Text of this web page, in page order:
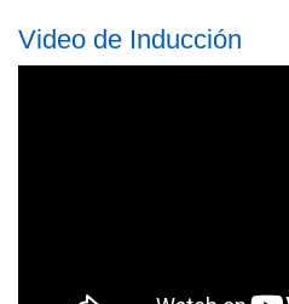
Video de Inducción